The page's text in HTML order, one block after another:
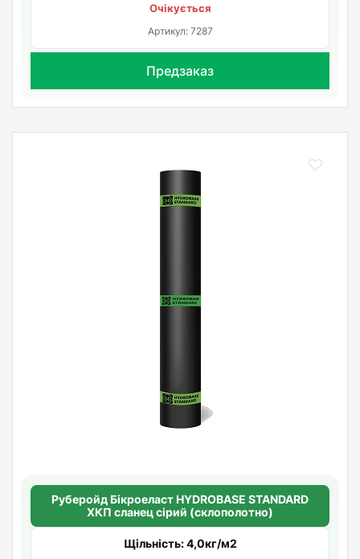
Очікується
Артикул: 7287
Предзаказ
Руберойд Бiкроеласт HYDROBASE STANDARD
ХКП сланец сірий (склополотно)
Щільність: 4,0кг/м2